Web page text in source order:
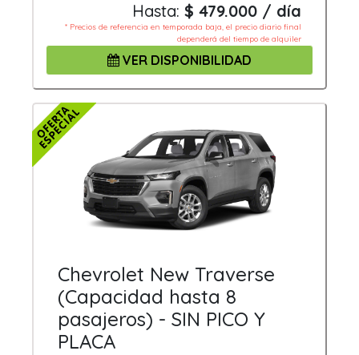
Hasta: $ 479.000 / día
* Precios de referencia en temporada baja, el precio diario final
dependerá del tiempo de alquiler
VER DISPONIBILIDAD
Chevrolet New Traverse
(Capacidad hasta 8
pasajeros) - SIN PICO Y
PLACA